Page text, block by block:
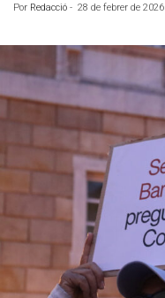
Por Redacció - 28 de febrer de 2026